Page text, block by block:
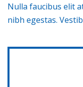
Nulla faucibus elit
nibh egestas.